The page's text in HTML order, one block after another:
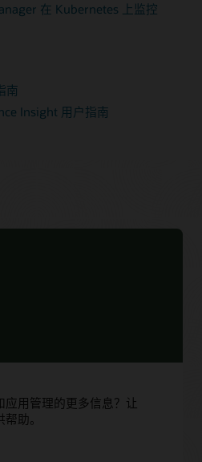
在 Kubernetes 上监控
南
Insight 用户指南
应用管理的更多信息？让
助。